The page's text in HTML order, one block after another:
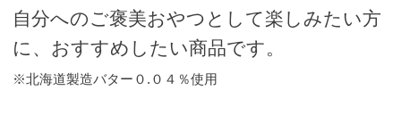
自分へのご褒美おやつとして楽しみたい方
に、おすすめしたい商品です。
※北海道製造バター０.０４％使用